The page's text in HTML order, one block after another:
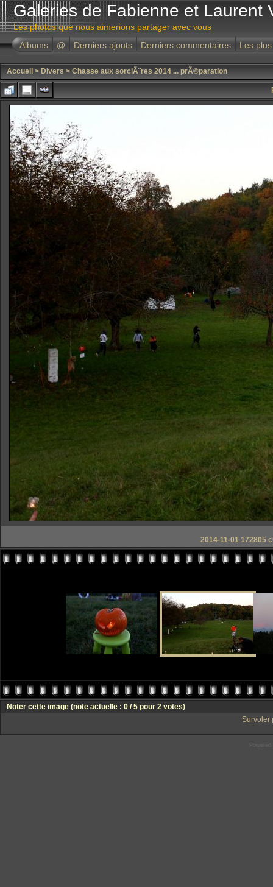
Galeries de Fabienne et Laurent
Les photos que nous aimerions partager avec vous
Albums
@ Derniers ajouts Derniers commentaires Les
Accueil > Divers > Chasse aux sorciÃ¨res 2014 ... prÃ©paration
2014-11-01 172805
Noter cette image (note actuelle : 0 / 5 pour 2 votes)
Survoler